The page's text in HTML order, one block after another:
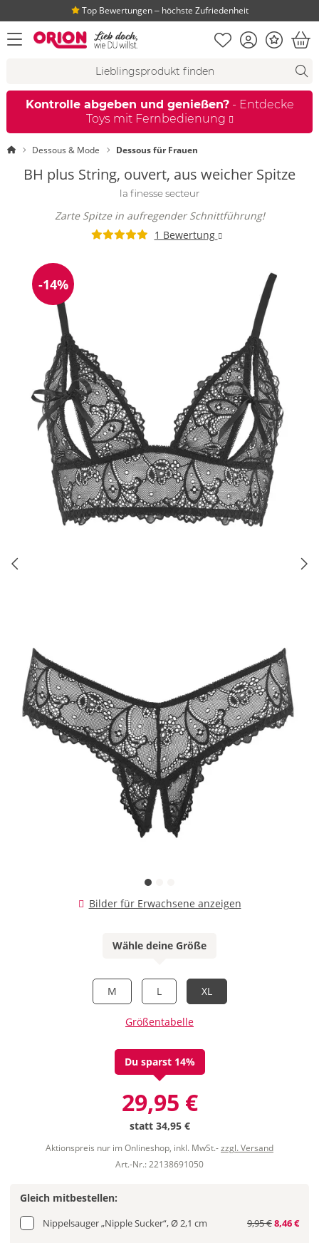
Top Bewertungen ‒ höchste Zufriedenheit
Menü öffnen Merkliste
KontoBonus
Kontrolle abgeben und genießen?- Entdecke
Toys mit Fernbedienung
StartseiteDessous & Mode Dessous für Frauen
BH plus String, ouvert, aus weicher Spitze
la finesse secteur
Zarte Spitze in aufregender Schnittführung!
1 Bewertung
Reduzierung
-14%
Bilder für Erwachsene anzeigen
Wähle deine Größe
M L XL
Größentabelle
Du sparst 14%
29,95 €
statt 34,95 €
Aktionspreis nur im Onlineshop, inkl. MwSt.-zzgl. Versand
Art.-Nr.: 22138691050
Gleich mitbestellen:
Nippelsauger „Nipple Sucker“, Ø 2,1 cm 9,95 €8,46 €